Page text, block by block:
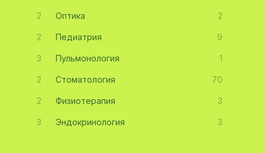
2 Оптика 2
2 Педиатрия 9
3 Пульмонология 1
2 Стоматология 70
2 Физиотерапия 3
3 Эндокринология 3